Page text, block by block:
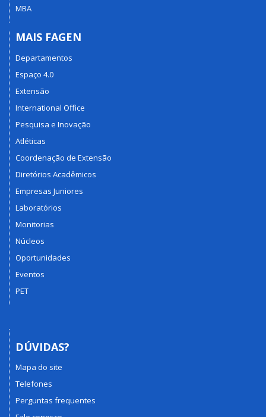
MBA
MAIS FAGEN
Departamentos
Espaço 4.0
Extensão
International Office
Pesquisa e Inovação
Atléticas
Coordenação de Extensão
Diretórios Acadêmicos
Empresas Juniores
Laboratórios
Monitorias
Núcleos
Oportunidades
Eventos
PET
DÚVIDAS?
Mapa do site
Telefones
Perguntas frequentes